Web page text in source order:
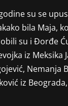
su se
bila Maja,
su i Đorđe
iz Meksika
Nemanja
iz